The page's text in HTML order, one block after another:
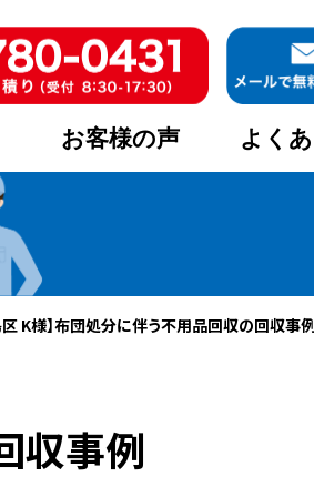
お客様の声 よく
区 K様】布団処分に伴う不用品回収の回収事
収事例